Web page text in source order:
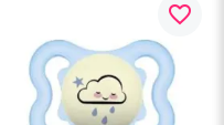
favorite_border